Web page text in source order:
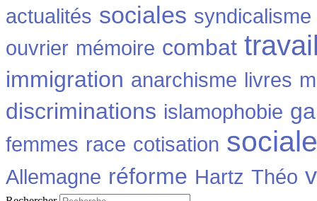
actualités sociales syndicalisme
ouvrier mémoire combat
immigration anarchisme livres
discriminations islamophobie
femmes race cotisation sociale
Allemagne réforme Hartz Théo
100,00% 13,34% 100,00% 14,69%
136586 15456 144154 18052